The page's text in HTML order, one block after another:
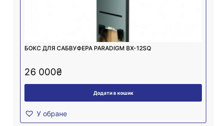
БОКС ДЛЯ САБВУФЕРА PARADIGM BX-12SQ
26 000₴
Додати в кошик
У обране